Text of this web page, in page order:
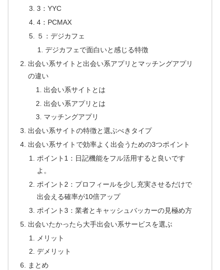
3：YYC
4：PCMAX
５：デジカフェ
デジカフェで面白いと感じる特徴
出会い系サイトと出会い系アプリとマッチングアプリ
の違い
出会い系サイトとは
出会い系アプリとは
マッチングアプリ
出会い系サイトの特徴と選ぶべきタイプ
出会い系サイトで効率よく出会うための3つポイント
ポイント1：日記機能をフル活用すると良いです
よ。
ポイント2：プロフィールを少し充実させるだけで
出会える確率が10倍アップ
ポイント3：業者とキャッシュバッカーの見極め方
出会いたかったら大手出会い系サービスを選ぶ
メリット
デメリット
まとめ